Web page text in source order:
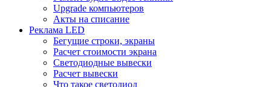
Upgrade компьютеров
Акты на списание
Реклама LED
Бегущие строки, экраны
Расчет стоимости экрана
Светодиодные вывески
Расчет вывески
Что такое светодиод